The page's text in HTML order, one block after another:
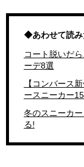
◆あわせて読み
コート脱いだ
ーデ8選
【コンバース
ースニーカー
冬のスニーカ
る!